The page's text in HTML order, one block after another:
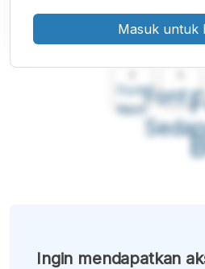
Font
Kecil
Font
Masuk untuk
Ingin mendapatkan